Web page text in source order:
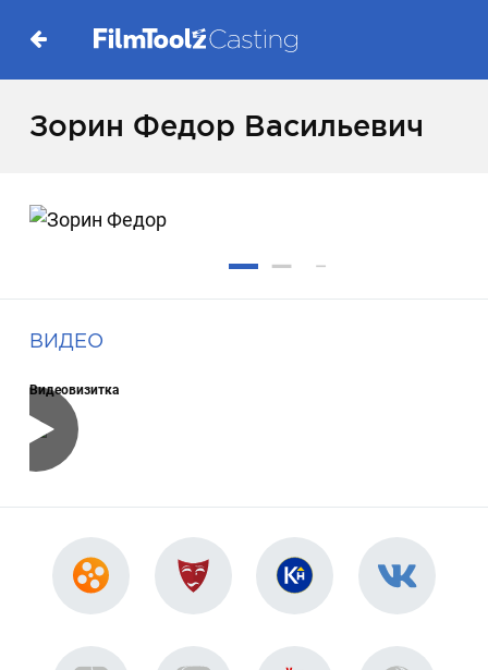
Зорин Федор Васильевич
ВИДЕО
Видеовизитка